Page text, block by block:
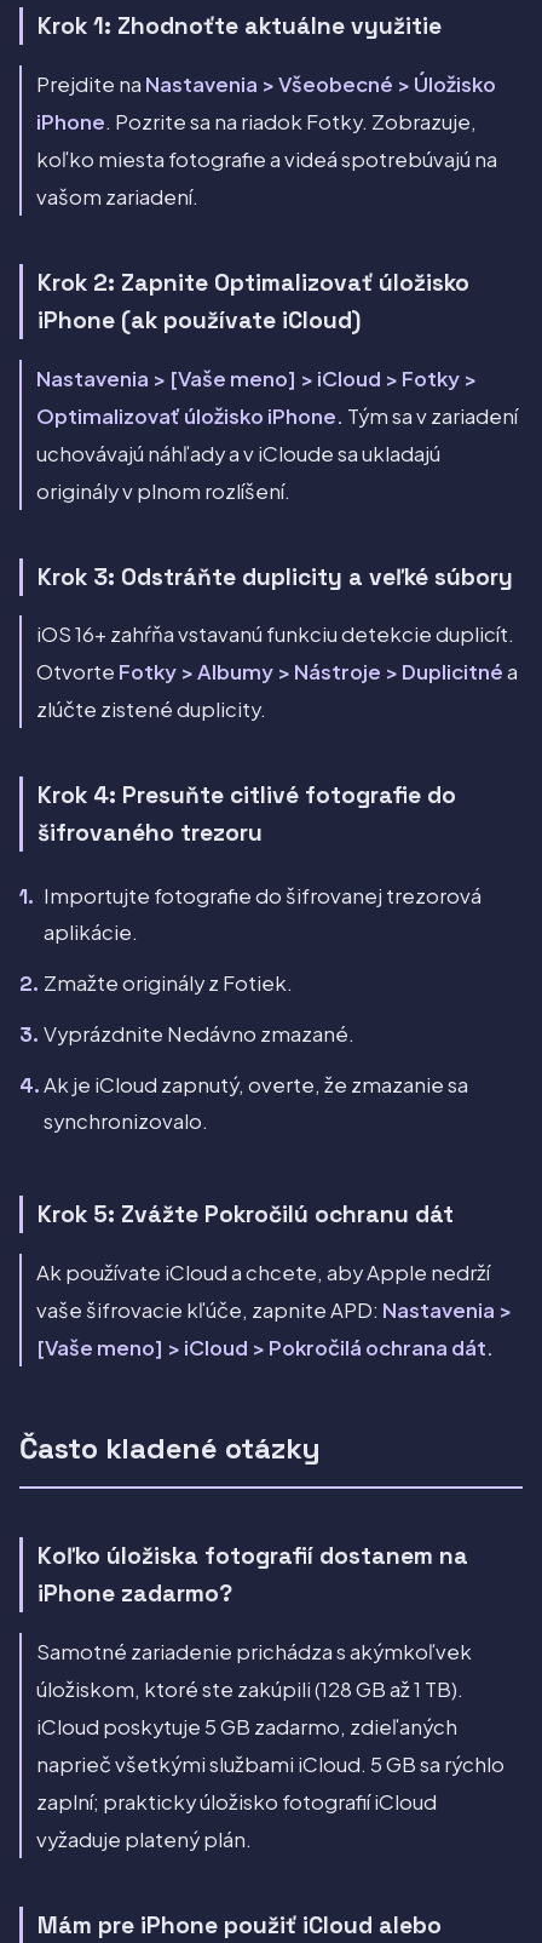
Krok 1: Zhodnoťte aktuálne využitie
Prejdite na Nastavenia > Všeobecné > Úložisko
iPhone. Pozrite sa na riadok Fotky. Zobrazuje,
koľko miesta fotografie a videá spotrebúvajú na
vašom zariadení.
Krok 2: Zapnite Optimalizovať úložisko
iPhone (ak používate iCloud)
Nastavenia > [Vaše meno] > iCloud > Fotky >
Optimalizovať úložisko iPhone. Tým sa v zariadení
uchovávajú náhľady a v iCloude sa ukladajú
originály v plnom rozlíšení.
Krok 3: Odstráňte duplicity a veľké súbory
iOS 16+ zahŕňa vstavanú funkciu detekcie duplicít.
Otvorte Fotky > Albumy > Nástroje > Duplicitnéa
zlúčte zistené duplicity.
Krok 4: Presuňte citlivé fotografie do
šifrovaného trezoru
Importujte fotografie do šifrovanej trezorová
aplikácie.
Zmažte originály z Fotiek.
Vyprázdnite Nedávno zmazané.
Ak je iCloud zapnutý, overte, že zmazanie sa
synchronizovalo.
Krok 5: Zvážte Pokročilú ochranu dát
Ak používate iCloud a chcete, aby Apple nedrží
vaše šifrovacie kľúče, zapnite APD: Nastavenia >
[Vaše meno] > iCloud > Pokročilá ochrana dát.
Často kladené otázky
Koľko úložiska fotografií dostanem na
iPhone zadarmo?
Samotné zariadenie prichádza s akýmkoľvek
úložiskom, ktoré ste zakúpili (128 GB až 1 TB).
iCloud poskytuje 5 GB zadarmo, zdieľaných
naprieč všetkými službami iCloud. 5 GB sa rýchlo
zaplní; prakticky úložisko fotografií iCloud
vyžaduje platený plán.
Mám pre iPhone použiť iCloud alebo